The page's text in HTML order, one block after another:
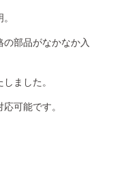
部品がなかなか入
ました。
可能です。